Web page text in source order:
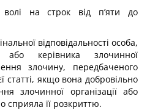
волі на строк від п’яти до
відповідальності особа,
або керівника злочинної
злочину, передбаченого
якщо вона добровільно
злочинної організації або
сприяла її розкриттю.